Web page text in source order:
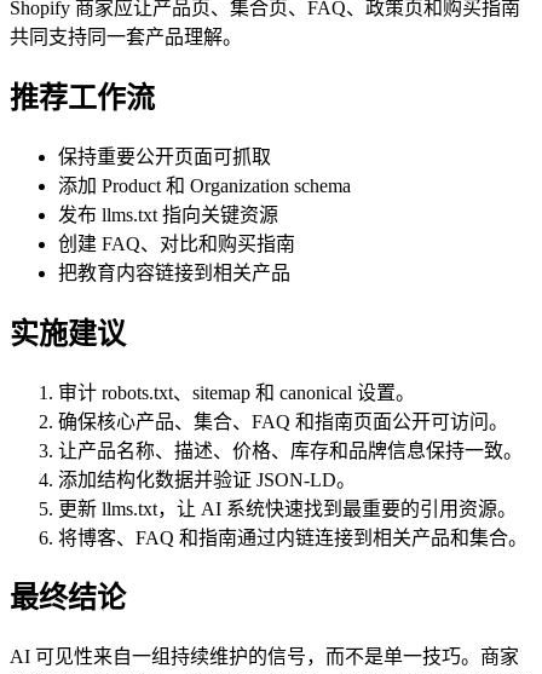
Shopify 商家应让产品页、集合页、FAQ、政策页和购买指南
共同支持同一套产品理解。
推荐工作流
保持重要公开页面可抓取
添加 Product 和 Organization schema
发布 llms.txt 指向关键资源
创建 FAQ、对比和购买指南
把教育内容链接到相关产品
实施建议
审计 robots.txt、sitemap 和 canonical 设置。
确保核心产品、集合、FAQ 和指南页面公开可访问。
让产品名称、描述、价格、库存和品牌信息保持一致。
添加结构化数据并验证 JSON-LD。
更新 llms.txt，让 AI 系统快速找到最重要的引用资源。
将博客、FAQ 和指南通过内链连接到相关产品和集合。
最终结论
AI 可见性来自一组持续维护的信号，而不是单一技巧。商家